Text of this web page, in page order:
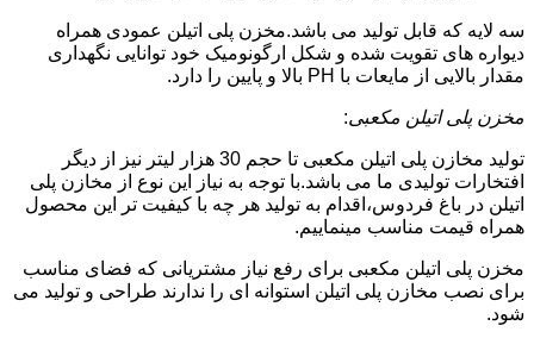
سه لایه که قابل تولید می باشد.مخزن پلی اتیلن عمودی همراه
دیواره های تقویت شده و شکل ارگونومیک خود توانایی نگهداری
مقدار بالایی از مایعات با PH بالا و پایین را دارد.
مخزن پلی اتیلن مکعبی:
تولید مخازن پلی اتیلن مکعبی تا حجم 30 هزار لیتر نیز از دیگر
افتخارات تولیدی ما می باشد.با توجه به نیاز این نوع از مخازن پلی
اتیلن در باغ فردوس،اقدام به تولید هر چه با کیفیت تر این محصول
همراه قیمت مناسب مینماییم.
مخزن پلی اتیلن مکعبی برای رفع نیاز مشتریانی که فضای مناسب
برای نصب مخازن پلی اتیلن استوانه ای را ندارند طراحی و تولید می
شود.